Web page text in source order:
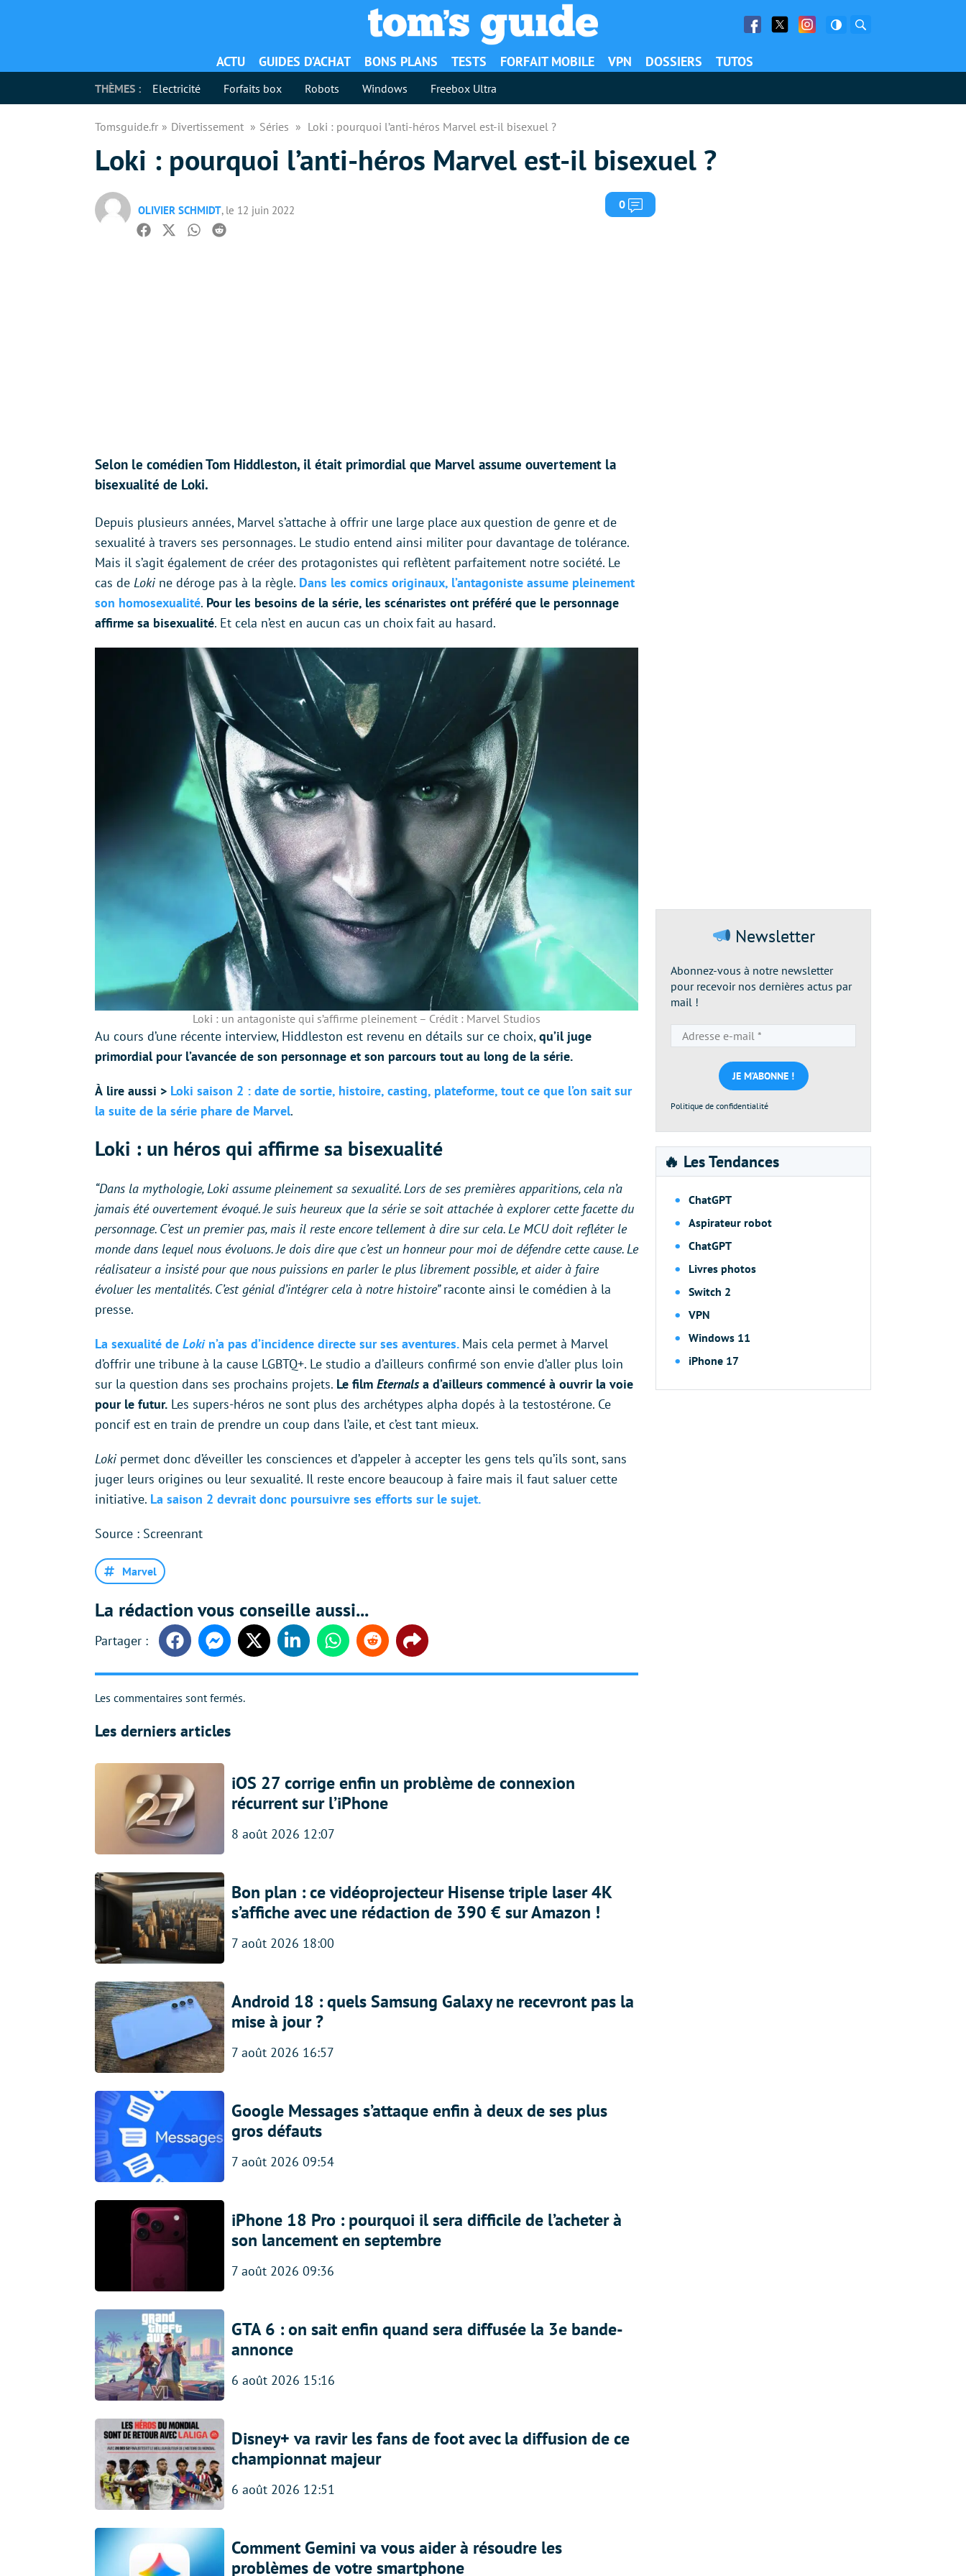
Facebook
Twitter Facebook
ACTU GUIDES D’ACHAT BONS PLANS TESTS FORFAIT MOBILE VPN DOSSIERS TUTOS
THÈMES : Electricité Forfaits box Robots Windows Freebox Ultra
Tomsguide.fr Divertissement Séries Loki : pourquoi l’anti-héros Marvel est-il bisexuel ?
Loki : pourquoi l’anti-héros Marvel est-il bisexuel ?
OLIVIER SCHMIDT, le 12 juin 2022 0 Commentaires
Facebook
TwitterWhatsapp
Reddit
Selon le comédien Tom Hiddleston, il était primordial que Marvel assume ouvertement la
bisexualité de Loki.
Depuis plusieurs années, Marvel s’attache à offrir une large place aux question de genre et de
sexualité à travers ses personnages. Le studio entend ainsi militer pour davantage de tolérance.
Mais il s’agit également de créer des protagonistes qui reflètent parfaitement notre société. Le
cas de Loki ne déroge pas à la règle. Dans les comics originaux, l’antagoniste assume pleinement
son homosexualité. Pour les besoins de la série, les scénaristes ont préféré que le personnage
affirme sa bisexualité. Et cela n’est en aucun cas un choix fait au hasard.
Loki : un antagoniste qui s’affirme pleinement – Crédit : Marvel Studios
Au cours d’une récente interview, Hiddleston est revenu en détails sur ce choix,qu’il juge
primordial pour l’avancée de son personnage et son parcours tout au long de la série.
À lire aussi > Loki saison 2 : date de sortie, histoire, casting, plateforme, tout ce que l’on sait sur
la suite de la série phare de Marvel.
Loki : un héros qui affirme sa bisexualité
“Dans la mythologie, Loki assume pleinement sa sexualité. Lors de ses premières apparitions, cela n’a
jamais été ouvertement évoqué. Je suis heureux que la série se soit attachée à explorer cette facette du
personnage. C’est un premier pas, mais il reste encore tellement à dire sur cela. Le MCU doit refléter le
monde dans lequel nous évoluons. Je dois dire que c’est un honneur pour moi de défendre cette cause. Le
réalisateur a insisté pour que nous puissions en parler le plus librement possible, et aider à faire
évoluer les mentalités. C’est génial d’intégrer cela à notre histoire”raconte ainsi le comédien à la
presse.
La sexualité de Loki n’a pas d’incidence directe sur ses aventures. Mais cela permet à Marvel
d’offrir une tribune à la cause LGBTQ+. Le studio a d’ailleurs confirmé son envie d’aller plus loin
sur la question dans ses prochains projets. Le film Eternals a d’ailleurs commencé à ouvrir la voie
pour le futur. Les supers-héros ne sont plus des archétypes alpha dopés à la testostérone. Ce
poncif est en train de prendre un coup dans l’aile, et c’est tant mieux.
Loki permet donc d’éveiller les consciences et d’appeler à accepter les gens tels qu’ils sont, sans
juger leurs origines ou leur sexualité. Il reste encore beaucoup à faire mais il faut saluer cette
initiative. La saison 2 devrait donc poursuivre ses efforts sur le sujet.
Source : Screenrant
Marvel
La rédaction vous conseille aussi...
FacebookMessengerTwitter LinkedinWhatsappReddit Share
Les commentaires sont fermés.
Les derniers articles
iOS 27 corrige enfin un problème de connexion
récurrent sur l’iPhone
8 août 2026 12:07
Bon plan : ce vidéoprojecteur Hisense triple laser 4K
s’affiche avec une rédaction de 390 € sur Amazon !
7 août 2026 18:00
Android 18 : quels Samsung Galaxy ne recevront pas la
mise à jour ?
7 août 2026 16:57
Google Messages s’attaque enfin à deux de ses plus
gros défauts
7 août 2026 09:54
iPhone 18 Pro : pourquoi il sera difficile de l’acheter à
son lancement en septembre
7 août 2026 09:36
GTA 6 : on sait enfin quand sera diffusée la 3e bande-
annonce
6 août 2026 15:16
Disney+ va ravir les fans de foot avec la diffusion de ce
championnat majeur
6 août 2026 12:51
Comment Gemini va vous aider à résoudre les
problèmes de votre smartphone
Newsletter
Abonnez-vous à notre newsletter
pour recevoir nos dernières actus par
mail !
e-
mail
*
Politique de confidentialité
🔥 Les Tendances
ChatGPT
Aspirateur robot
ChatGPT
Livres photos
Switch 2
VPN
Windows 11
iPhone 17